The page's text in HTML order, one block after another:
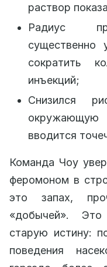
раствор
Радиус
существенно
сократить
инъекций;
Снизился
окружающую
вводится
Команда Чоу
феромоном в
это запах,
«добычей». Это
старую истину:
поведения